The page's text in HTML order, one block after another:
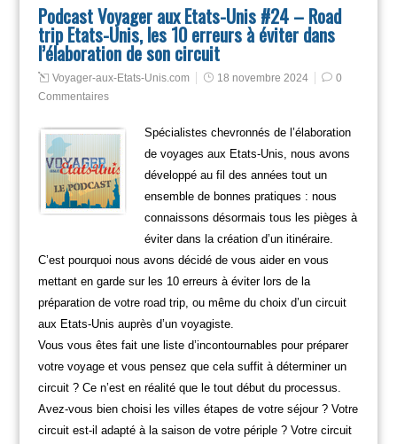
Podcast Voyager aux Etats-Unis #24 – Road
trip Etats-Unis, les 10 erreurs à éviter dans
l’élaboration de son circuit
Voyager-aux-Etats-Unis.com 18 novembre 2024
0
Commentaires
Spécialistes chevronnés de l’élaboration
de voyages aux Etats-Unis, nous avons
développé au fil des années tout un
ensemble de bonnes pratiques : nous
connaissons désormais tous les pièges à
éviter dans la création d’un itinéraire.
C’est pourquoi nous avons décidé de vous aider en vous
mettant en garde sur les 10 erreurs à éviter lors de la
préparation de votre road trip, ou même du choix d’un circuit
aux Etats-Unis auprès d’un voyagiste.
Vous vous êtes fait une liste d’incontournables pour préparer
votre voyage et vous pensez que cela suffit à déterminer un
circuit ? Ce n’est en réalité que le tout début du processus.
Avez-vous bien choisi les villes étapes de votre séjour ? Votre
circuit est-il adapté à la saison de votre périple ? Votre circuit